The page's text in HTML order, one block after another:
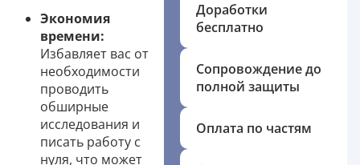
Экономия
времени:
Избавляет вас от
необходимости
проводить
обширные
исследования и
писать работу с
нуля, что может
Доработки
бесплатно
Сопровождение до
полной защиты
Оплата по частям